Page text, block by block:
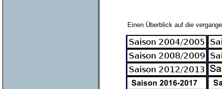
Einen Überblick auf die